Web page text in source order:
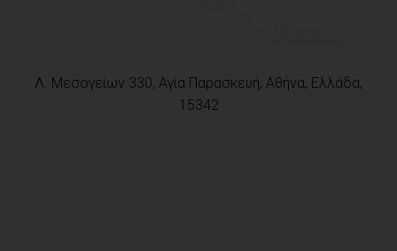
Λ. Μεσογείων 330, Αγία Παρασκευή, Αθήνα, Ελλάδα,
15342